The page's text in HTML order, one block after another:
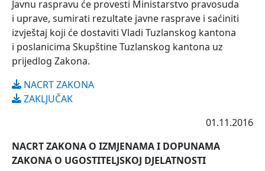
Javnu raspravu će provesti Ministarstvo pravosuda
i uprave, sumirati rezultate javne rasprave i saćiniti
izvještaj koji će dostaviti Vladi Tuzlanskog kantona
i poslanicima Skupštine Tuzlanskog kantona uz
prijedlog Zakona.
NACRT ZAKONA
ZAKLJUČAK
01.11.2016
NACRT ZAKONA O IZMJENAMA I DOPUNAMA
ZAKONA O UGOSTITELJSKOJ DJELATNOSTI